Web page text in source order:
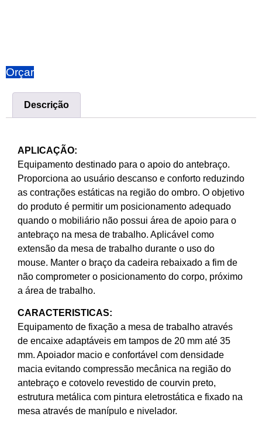
Orçar
Descrição
APLICAÇÃO:
Equipamento destinado para o apoio do antebraço.
Proporciona ao usuário descanso e conforto reduzindo
as contrações estáticas na região do ombro. O objetivo
do produto é permitir um posicionamento adequado
quando o mobiliário não possui área de apoio para o
antebraço na mesa de trabalho. Aplicável como
extensão da mesa de trabalho durante o uso do
mouse. Manter o braço da cadeira rebaixado a fim de
não comprometer o posicionamento do corpo, próximo
a área de trabalho.
CARACTERISTICAS:
Equipamento de fixação a mesa de trabalho através
de encaixe adaptáveis em tampos de 20 mm até 35
mm. Apoiador macio e confortável com densidade
macia evitando compressão mecânica na região do
antebraço e cotovelo revestido de courvin preto,
estrutura metálica com pintura eletrostática e fixado na
mesa através de manípulo e nivelador.